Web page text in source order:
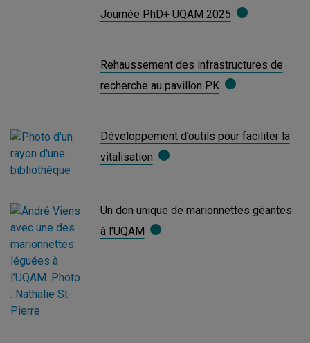
Journée PhD+ UQAM 2025
Rehaussement des infrastructures de
recherche au pavillon PK
Développement d’outils pour faciliter la
vitalisation
Un don unique de marionnettes géantes
à l’UQAM